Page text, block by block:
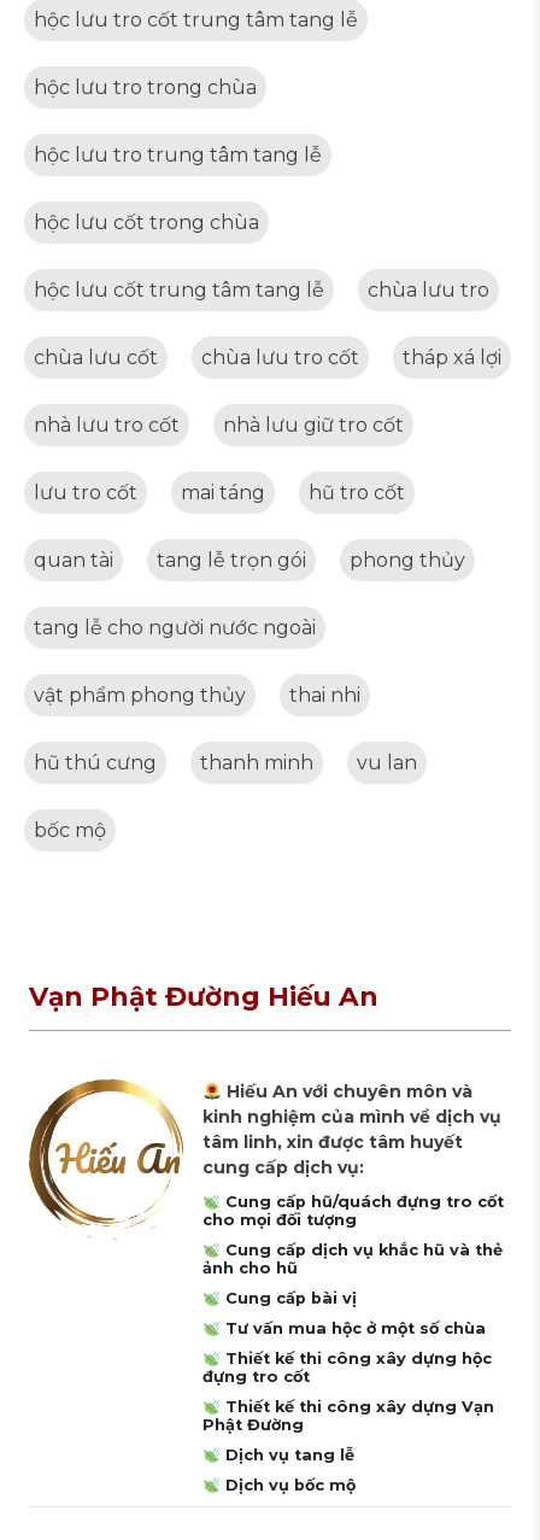
hộc lưu tro cốt trung tâm tang lễ
hộc lưu tro trong chùa
hộc lưu tro trung tâm tang lễ
hộc lưu cốt trong chùa
hộc lưu cốt trung tâm tang lễ chùa lưu tro
chùa lưu cốt chùa lưu tro cốt tháp xá lợi
nhà lưu tro cốt nhà lưu giữ tro cốt
lưu tro cốt mai táng hũ tro cốt
quan tài tang lễ trọn gói phong thủy
tang lễ cho người nước ngoài
vật phẩm phong thủy thai nhi
hũ thú cưng thanh minh vu lan
bốc mộ
Vạn Phật Đường Hiếu An
Hiếu An với chuyên môn và
kinh nghiệm của mình về dịch vụ
tâm linh, xin được tâm huyết
cung cấp dịch vụ:
Cung cấp hũ/quách đựng tro cốt
cho mọi đối tượng
Cung cấp dịch vụ khắc hũ và thẻ
ảnh cho hũ
Cung cấp bài vị
Tư vấn mua hộc ở một số chùa
Thiết kế thi công xây dựng hộc
đựng tro cốt
Thiết kế thi công xây dựng Vạn
Phật Đường
Dịch vụ tang lễ
Dịch vụ bốc mộ